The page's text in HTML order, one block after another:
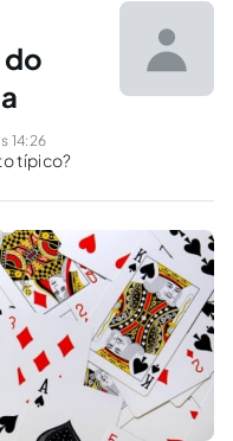
14:26
típico?